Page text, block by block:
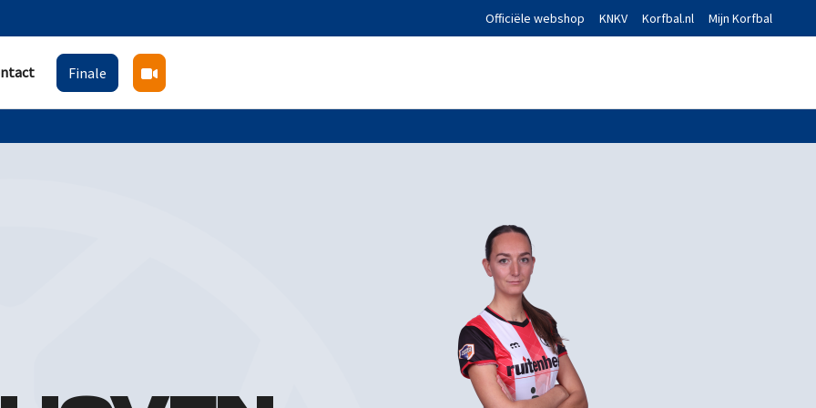
Officiële webshop KNKV Korfbal.nl Mijn Korfbal
Finale